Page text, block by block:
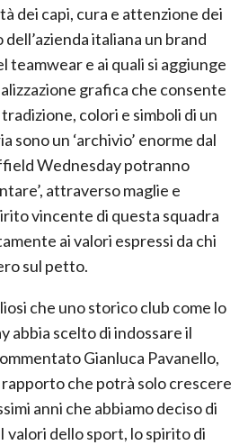
dei capi, cura e attenzione dei
italiana un brand
teamwear e ai quali si aggiunge
grafica che consente
colori e simboli di un
sono un ‘archivio’ enorme dal
Wednesday potranno
attraverso maglie e
vincente di questa squadra
ai valori espressi da chi
sul petto.
che uno storico club come lo
abbia scelto di indossare il
Gianluca Pavanello,
rapporto che potrà solo crescere
anni che abbiamo deciso di
valori dello sport, lo spirito di